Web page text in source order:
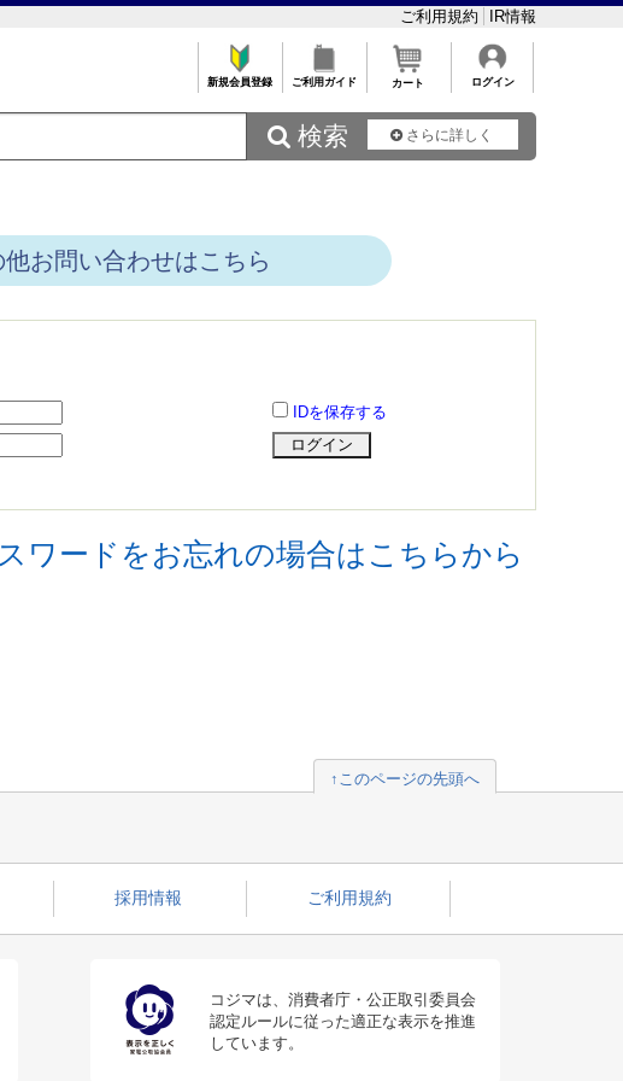
ご利用規約 IR情報
新規会員登録 ご利用ガイド カート ログイン
 検索 さらに詳しく
お問い合わせはこちら
IDを保存する
ワードをお忘れの場合はこちらから
↑このページの先頭へ
採用情報 ご利用規約
コジマは、消費者庁・公正取引委員会
認定ルールに従った適正な表示を推進
しています。